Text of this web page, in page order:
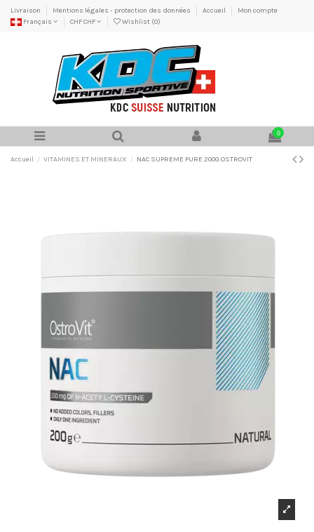
Livraison Mentions légales - protection des données Accueil
Mon compte
Français
CHF CHF Wishlist (0)
0
Accueil VITAMINES ET MINERAUX NAC SUPREME PURE 200G OSTROVIT